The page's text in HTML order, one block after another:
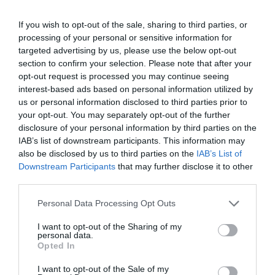
If you wish to opt-out of the sale, sharing to third parties, or
processing of your personal or sensitive information for
targeted advertising by us, please use the below opt-out
section to confirm your selection. Please note that after your
opt-out request is processed you may continue seeing
interest-based ads based on personal information utilized by
us or personal information disclosed to third parties prior to
your opt-out. You may separately opt-out of the further
disclosure of your personal information by third parties on the
IAB’s list of downstream participants. This information may
also be disclosed by us to third parties on the IAB’s List of
Downstream Participants that may further disclose it to other
Personal Data Processing Opt Outs
I want to opt-out of the Sharing of my
personal data.
Opted In
I want to opt-out of the Sale of my
RÉPONDRE
Pierre a commenté :
12 juin 2026 - 10 h 59 min
N’oubliez pas pour American…..l’effet MAGA du
gouvernement nationaliste Trump qui imposera certainement
des Boeing….
RÉPONDRE
Bencello a commenté :
Delta sur sa flotte LC.
137 appareils contre 230 et 180.
Le résultat d’années de frilosité, qui cause aujourd’hui une
rentabilité catastrophique.